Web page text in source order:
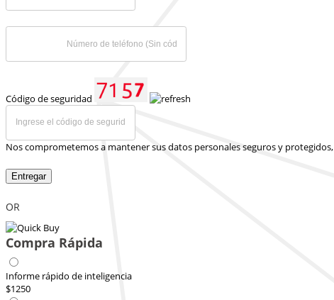
Código de seguridad
Nos comprometemos a mantener sus datos personales seguros y protegidos,
Entregar
OR
Compra Rápida
Informe rápido de inteligencia
$1250